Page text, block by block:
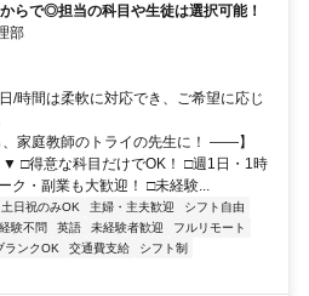
らで◎担当の科目や生徒は選択可能！
部
/時間は柔軟に対応でき、ご希望に応じ
家庭教師のトライの先生に！ ――】
□得意な科目だけでOK！ □週1日・1時
ク・副業も大歓迎！ □未経験...
土日祝のみOK 主婦・主夫歓迎
シフト自由
経験不問 英語 未経験者歓迎
フルリモート
ランクOK 交通費支給
シフト制